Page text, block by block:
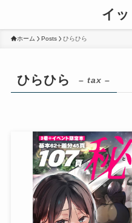
イ
ホーム Posts ひらひら
ひらひら – tax –